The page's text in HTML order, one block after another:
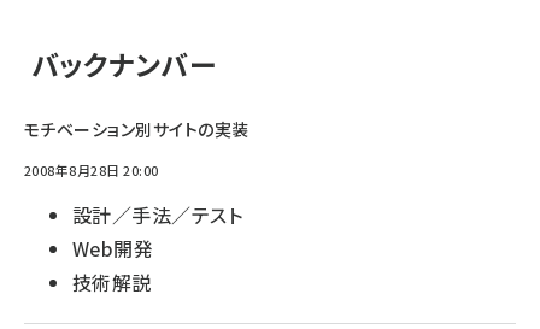
バックナンバー
モチベーション別サイトの実装
2008年8月28日 20:00
設計／手法／テスト
Web開発
技術解説